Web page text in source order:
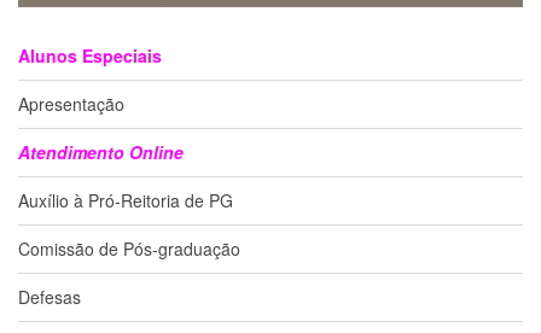
Alunos Especiais
Apresentação
Atendimento Online
Auxílio à Pró-Reitoria de PG
Comissão de Pós-graduação
Defesas